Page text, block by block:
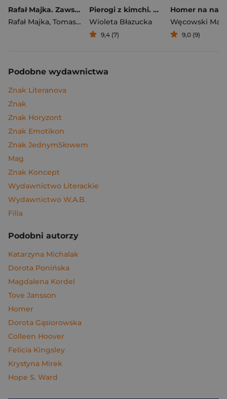
Rafał Majka. Zawsze z przodu. Rozmawia Tomasz Kalemba - książka z autografem
Rafał Majka, Tomasz Kalemba
Pierogi z kimchi. Moje ulubione azjatyckie przepisy
Wioleta Błazucka
9,4 (7)
Węcowski
9,0 (9)
Podobne wydawnictwa
Znak Literanova
Znak
Znak Horyzont
Znak Emotikon
Znak JednymSłowem
Mag
Znak Koncept
Wydawnictwo Literackie
Wydawnictwo W.A.B.
Filia
Podobni autorzy
Katarzyna Michalak
Dorota Ponińska
Magdalena Kordel
Tove Jansson
Homer
Dorota Gąsiorowska
Colleen Hoover
Felicia Kingsley
Krystyna Mirek
Hope S. Ward